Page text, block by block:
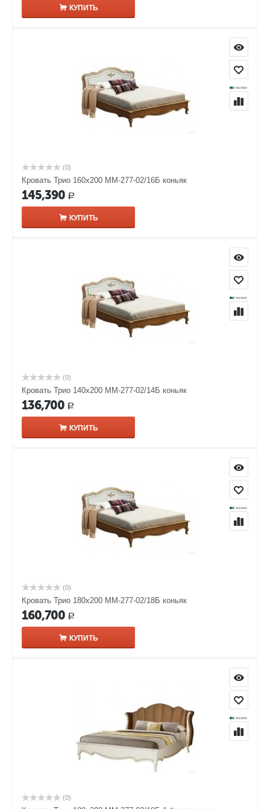
КУПИТЬ
(0)
Кровать Трио 160х200 ММ-277-02/16Б коньяк
145,390 Р
КУПИТЬ
(0)
Кровать Трио 140х200 ММ-277-02/14Б коньяк
136,700 Р
КУПИТЬ
(0)
Кровать Трио 180х200 ММ-277-02/18Б коньяк
160,700 Р
КУПИТЬ
(0)